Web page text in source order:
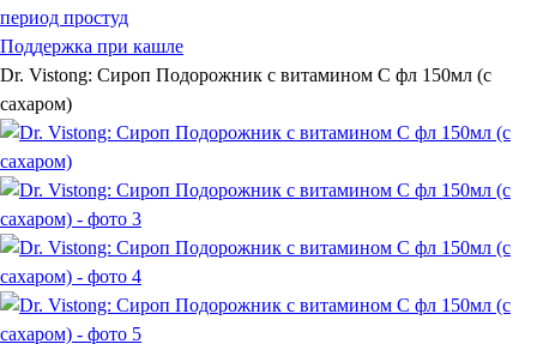
период простуд
Поддержка при кашле
Dr. Vistong: Сироп Подорожник с витамином С фл 150мл (с
сахаром)